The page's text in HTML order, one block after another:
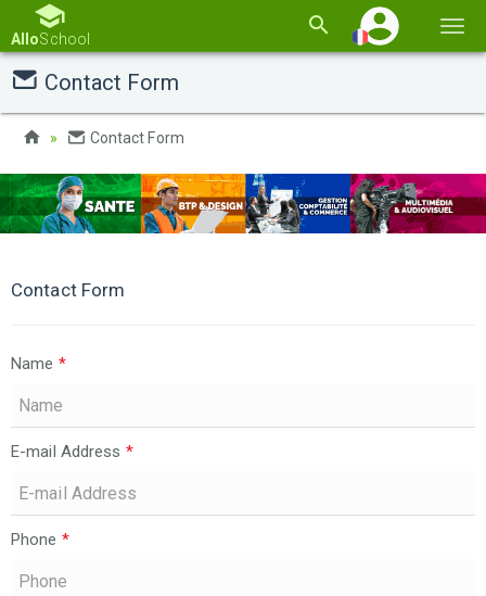
la
AlloSchool
Contact Form
Contact Form
Contact Form
Name *
E-mail Address *
Phone *